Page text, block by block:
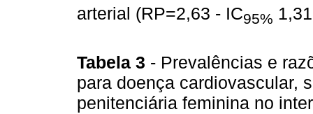
arterial (RP=2,63 - IC95%
Tabela 3 - Prevalências e
para doença cardiovascular,
penitenciária feminina no